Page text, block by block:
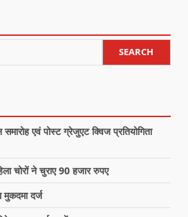
SEARCH
एवं पोस्ट ग्रेजुएट क्विज प्रतियोगिता
चोरों ने चुराए 90 हजार रुपए
मुकदमा दर्ज